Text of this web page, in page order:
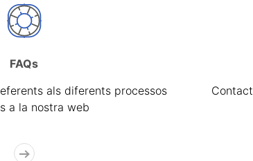
FAQs
als diferents processos
a la nostra web